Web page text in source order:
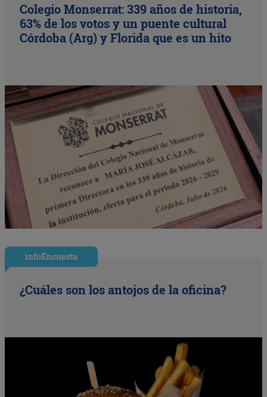
Colegio Monserrat: 339 años de historia,
63% de los votos y un puente cultural
Córdoba (Arg) y Florida que es un hito
infoEncuesta
¿Cuáles son los antojos de la oficina?